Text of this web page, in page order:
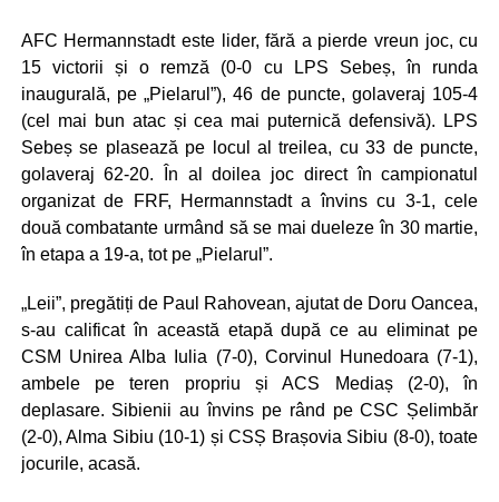
AFC Hermannstadt este lider, fără a pierde vreun joc, cu
15 victorii și o remză (0-0 cu LPS Sebeș, în runda
inaugurală, pe „Pielarul”), 46 de puncte, golaveraj 105-4
(cel mai bun atac și cea mai puternică defensivă). LPS
Sebeș se plasează pe locul al treilea, cu 33 de puncte,
golaveraj 62-20. În al doilea joc direct în campionatul
organizat de FRF, Hermannstadt a învins cu 3-1, cele
două combatante urmând să se mai dueleze în 30 martie,
în etapa a 19-a, tot pe „Pielarul”.
„Leii”, pregătiți de Paul Rahovean, ajutat de Doru Oancea,
s-au calificat în această etapă după ce au eliminat pe
CSM Unirea Alba Iulia (7-0), Corvinul Hunedoara (7-1),
ambele pe teren propriu și ACS Mediaș (2-0), în
deplasare. Sibienii au învins pe rând pe CSC Șelimbăr
(2-0), Alma Sibiu (10-1) și CSȘ Brașovia Sibiu (8-0), toate
jocurile, acasă.